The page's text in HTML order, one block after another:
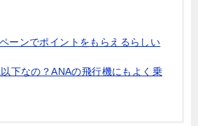
ーンでポイントをもらえるらしい
下なの？ANAの飛行機にもよく乗